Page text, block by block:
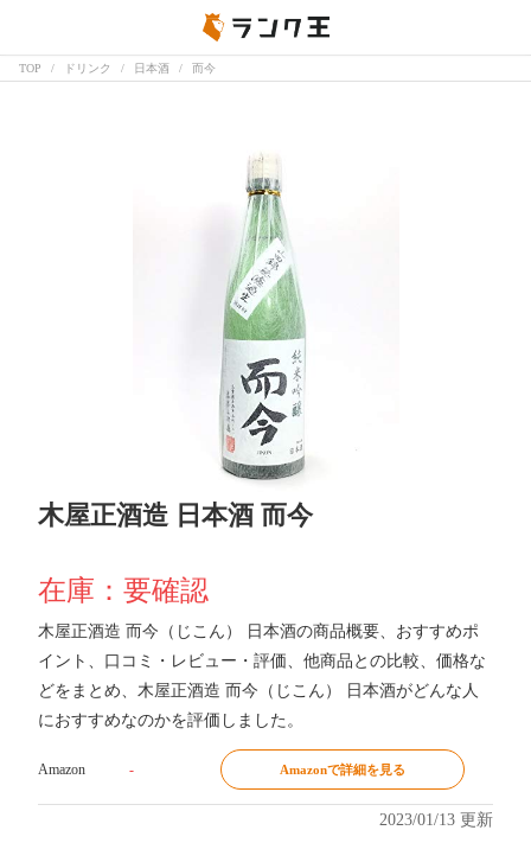
TOP ドリンク 日本酒 而今
木屋正酒造 日本酒 而今
在庫：要確認
木屋正酒造 而今（じこん） 日本酒の商品概要、おすすめポ
イント、口コミ・レビュー・評価、他商品との比較、価格な
どをまとめ、木屋正酒造 而今（じこん） 日本酒がどんな人
におすすめなのかを評価しました。
Amazon - Amazonで詳細を見る
2023/01/13 更新